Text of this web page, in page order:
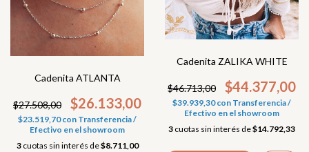
Cadenita ATLANTA
$27.508,00 $26.133,00
$23.519,70con Transferencia /
Efectivo en el showroom
3 cuotas sin interés de$8.711,00
Cadenita ZALIKA WHITE
$46.713,00 $44.377,00
$39.939,30con Transferencia /
Efectivo en el showroom
3 cuotas sin interés de$14.792,33